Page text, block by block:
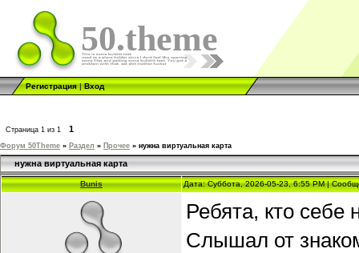
50.theme
Регистрация|Вход
Страница 1 из 1 1
Форум 50Theme » Раздел » Прочее » нужна виртуальная карта
нужна виртуальная карта
Bunis Дата: Суббота, 2026-05-23, 6:55 PM |
Ребята, кто себе
Слышал от